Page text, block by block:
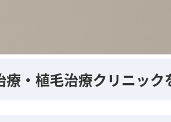
療・植毛治療クリニック